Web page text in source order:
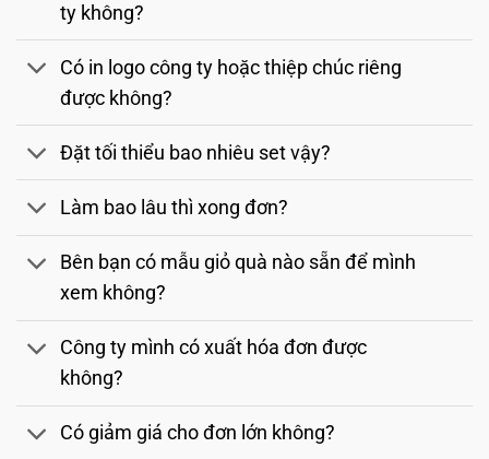
ty không?
Có in logo công ty hoặc thiệp chúc riêng
được không?
Đặt tối thiểu bao nhiêu set vậy?
Làm bao lâu thì xong đơn?
Bên bạn có mẫu giỏ quà nào sẵn để mình
xem không?
Công ty mình có xuất hóa đơn được
không?
Có giảm giá cho đơn lớn không?